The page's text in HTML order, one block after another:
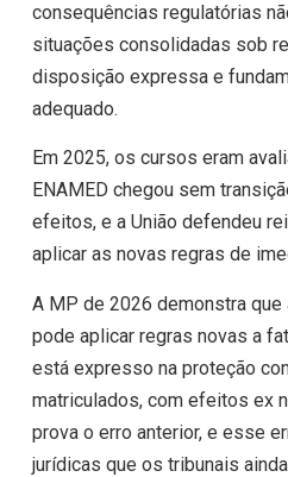
consequências regulatórias
situações consolidadas sob
disposição expressa e
adequado.
Em 2025, os cursos eram
ENAMED chegou sem
efeitos, e a União defendeu
aplicar as novas regras de
A MP de 2026 demonstra que
pode aplicar regras novas a
está expresso na proteção
matriculados, com efeitos ex
prova o erro anterior, e esse
jurídicas que os tribunais